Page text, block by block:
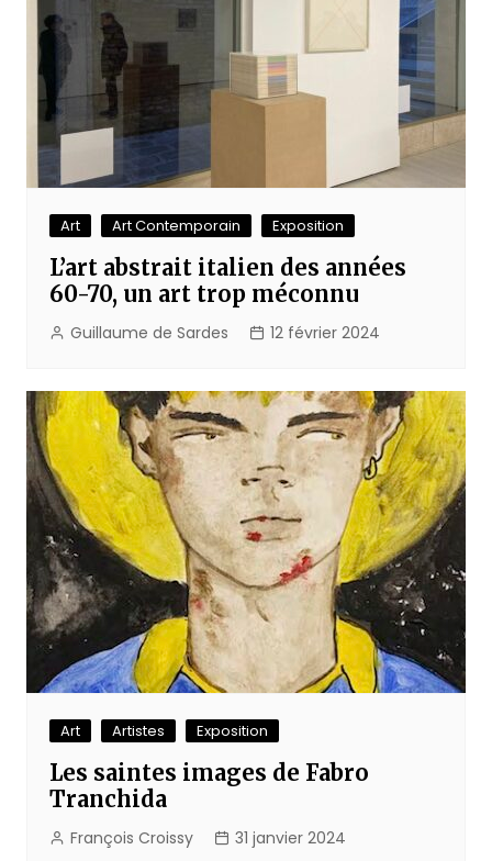
Art Art Contemporain Exposition
L’art abstrait italien des années
60-70, un art trop méconnu
Guillaume de Sardes 12 février 2024
Art Artistes Exposition
Les saintes images de Fabro
Tranchida
François Croissy 31 janvier 2024